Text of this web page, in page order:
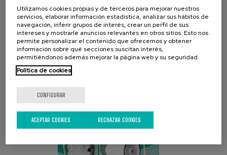
CAMPAÑA ACTUAL
Utilizamos cookies propias y de terceros para mejorar nuestros
servicios, elaborar información estadística, analizar sus hábitos de
navegación, inferir grupos de interés, crear un perfil de sus
intereses y mostrarle anuncios relevantes en otros sitios. Esto nos
permite personalizar el contenido que ofrecemos y obtener
información sobre qué secciones suscitan interés,
permitiéndonos además mejorar la página web y su seguridad.
Política de cookies
CONFIGURAR
RECHAZAR COOKIES
ACEPTAR COOKIES